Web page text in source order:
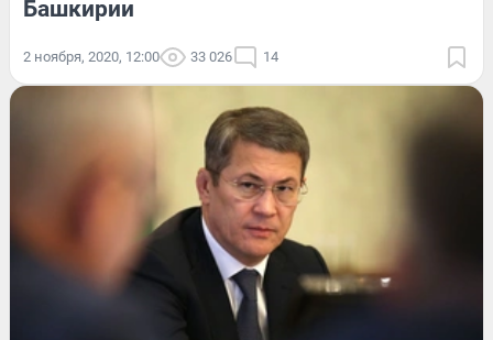
Башкирии
2 ноября, 2020, 12:00 33 026 14